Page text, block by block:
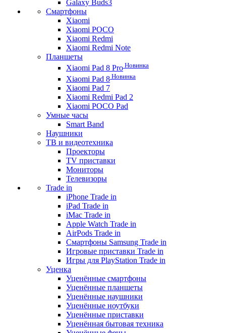
Galaxy Buds3
Смартфоны
Xiaomi
Xiaomi POCO
Xiaomi Redmi
Xiaomi Redmi Note
Планшеты
Xiaomi Pad 8 Pro Новинка
Xiaomi Pad 8 Новинка
Xiaomi Pad 7
Xiaomi Redmi Pad 2
Xiaomi POCO Pad
Умные часы
Smart Band
Наушники
ТВ и видеотехника
Проекторы
TV приставки
Мониторы
Телевизоры
Trade in
iPhone Trade in
iPad Trade in
iMac Trade in
Apple Watch Trade in
AirPods Trade in
Смартфоны Samsung Trade in
Игровые приставки Trade in
Игры для PlayStation Trade in
Уценка
Уценённые смартфоны
Уценённые планшеты
Уценённые наушники
Уценённые ноутбуки
Уценённые приставки
Уценённая бытовая техника